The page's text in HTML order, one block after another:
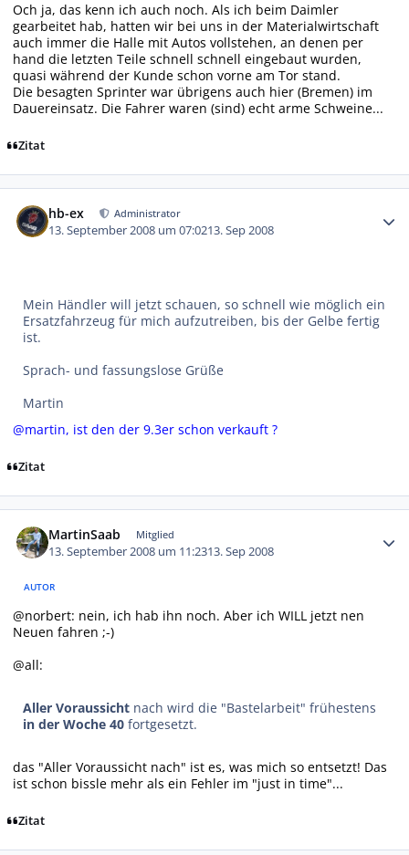
Och ja, das kenn ich auch noch. Als ich beim Daimler
gearbeitet hab, hatten wir bei uns in der Materialwirtschaft
auch immer die Halle mit Autos vollstehen, an denen per
hand die letzten Teile schnell schnell eingebaut wurden,
quasi während der Kunde schon vorne am Tor stand.
Die besagten Sprinter war übrigens auch hier (Bremen) im
Dauereinsatz. Die Fahrer waren (sind) echt arme Schweine...
Zitat
hb-ex Administrator
13. September 2008 um 07:0213. Sep 2008
Mein Händler will jetzt schauen, so schnell wie möglich ein
Ersatzfahrzeug für mich aufzutreiben, bis der Gelbe fertig
ist.
Sprach- und fassungslose Grüße
Martin
@martin, ist den der 9.3er schon verkauft ?
Zitat
MartinSaab Mitglied
13. September 2008 um 11:2313. Sep 2008
AUTOR
@norbert: nein, ich hab ihn noch. Aber ich WILL jetzt nen
Neuen fahren ;-)
@all:
Aller Voraussicht nach wird die "Bastelarbeit" frühestens
in der Woche 40 fortgesetzt.
das "Aller Voraussicht nach" ist es, was mich so entsetzt! Das
ist schon bissle mehr als ein Fehler im "just in time"...
Zitat